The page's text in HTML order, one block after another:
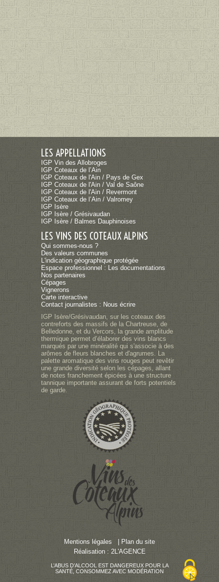
LES APPELLATIONS
IGP Vin des Allobroges
IGP Coteaux de l’Ain
IGP Coteaux de l'Ain / Pays de Gex
IGP Coteaux de l'Ain / Val de Saône
IGP Coteaux de l'Ain / Revermont
IGP Coteaux de l’Ain / Valromey
IGP Isère
IGP Isère / Grésivaudan
IGP Isère / Balmes Dauphinoises
LES VINS DES COTEAUX ALPINS
Qui sommes-nous ?
Des valeurs communes
L'indication géographique protégée
Espace professionnel : Les documentations
Nos partenaires
Cépages
Vignerons
Carte interactive
Contact journalistes : Nous écrire
IGP Isère/Grésivaudan, sur les coteaux des
contreforts des massifs de la Chartreuse, de
Belledonne, et du Vercors, la grande amplitude
thermique permet d’élaborer des vins blancs
marqués par une minéralité qui s'associe à des
arômes de fleurs blanches et d'agrumes. La
palette aromatique des vins rouges peut revêtir
une grande diversité selon les cépages, allant
de notes franchement épicées à une structure
tannique importante assurant de forts potentiels
de garde.
Mentions légales
Plan du site
Réalisation : 2L'AGENCE
L’ABUS D’ALCOOL EST DANGEREUX POUR LA
SANTÉ, CONSOMMEZ AVEC MODÉRATION